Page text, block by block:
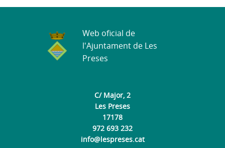
C/ Major, 2
Les Preses
17178
972 693 232
info@lespreses.cat
Web oficial de
l'Ajuntament de Les
Preses